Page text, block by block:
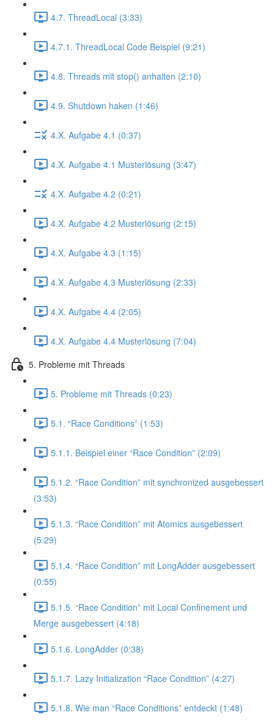
4.7. ThreadLocal (3:33)
4.7.1. ThreadLocal Code Beispiel (9:21)
4.8. Threads mit stop() anhalten (2:10)
4.9. Shutdown haken (1:46)
4.X. Aufgabe 4.1 (0:37)
4.X. Aufgabe 4.1 Musterlösung (3:47)
4.X. Aufgabe 4.2 (0:21)
4.X. Aufgabe 4.2 Musterlösung (2:15)
4.X. Aufgabe 4.3 (1:15)
4.X. Aufgabe 4.3 Musterlösung (2:33)
4.X. Aufgabe 4.4 (2:05)
4.X. Aufgabe 4.4 Musterlösung (7:04)
5. Probleme mit Threads
5. Probleme mit Threads (0:23)
5.1. “Race Conditions” (1:53)
5.1.1. Beispiel einer “Race Condition” (2:09)
5.1.2. “Race Condition” mit synchronized ausgebessert
(3:53)
5.1.3. “Race Condition” mit Atomics ausgebessert
(5:29)
5.1.4. “Race Condition” mit LongAdder ausgebessert
(0:55)
5.1.5. “Race Condition” mit Local Confinement und
Merge ausgebessert (4:18)
5.1.6. LongAdder (0:38)
5.1.7. Lazy Initialization “Race Condition” (4:27)
5.1.8. Wie man “Race Conditions” entdeckt (1:48)